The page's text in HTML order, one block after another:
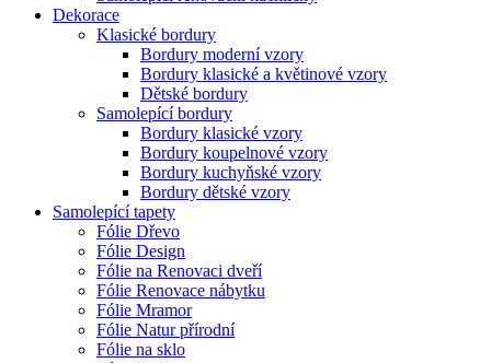
Dekorace
Klasické bordury
Bordury moderní vzory
Bordury klasické a květinové vzory
Dětské bordury
Samolepící bordury
Bordury klasické vzory
Bordury koupelnové vzory
Bordury kuchyňské vzory
Bordury dětské vzory
Samolepící tapety
Fólie Dřevo
Fólie Design
Fólie na Renovaci dveří
Fólie Renovace nábytku
Fólie Mramor
Fólie Natur přírodní
Fólie na sklo